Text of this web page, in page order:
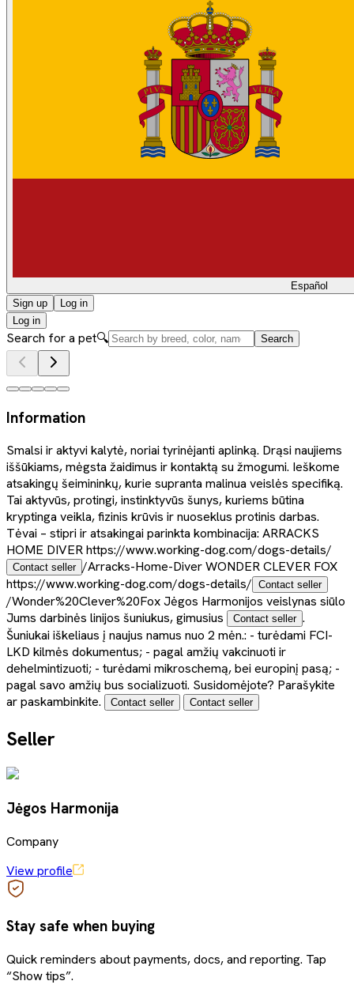
Español
Sign up
Log in
Log in
Search for a pet🔍 Search
Information
Smalsi ir aktyvi kalytė, noriai tyrinėjanti aplinką. Drąsi naujiems
iššūkiams, mėgsta žaidimus ir kontaktą su žmogumi. Ieškome
atsakingų šeimininkų, kurie supranta malinua veislės specifiką.
Tai aktyvūs, protingi, instinktyvūs šunys, kuriems būtina
kryptinga veikla, fizinis krūvis ir nuoseklus protinis darbas.
Tėvai – stipri ir atsakingai parinkta kombinacija: ARRACKS
HOME DIVER https://www.working-dog.com/dogs-details/
Contact seller /Arracks-Home-Diver WONDER CLEVER FOX
https://www.working-dog.com/dogs-details/ Contact seller
/Wonder%20Clever%20Fox Jėgos Harmonijos veislynas siūlo
Jums darbinės linijos šuniukus, gimusius
Contact seller .
Šuniukai iškeliaus į naujus namus nuo 2 mėn.: - turėdami FCI-
LKD kilmės dokumentus; - pagal amžių vakcinuoti ir
dehelmintizuoti; - turėdami mikroschemą, bei europinį pasą; -
pagal savo amžių bus socializuoti. Susidomėjote? Parašykite
ar paskambinkite.
Contact seller Contact seller
Seller
Jėgos Harmonija
Company
View profile
Stay safe when buying
Quick reminders about payments, docs, and reporting. Tap
“Show tips”.